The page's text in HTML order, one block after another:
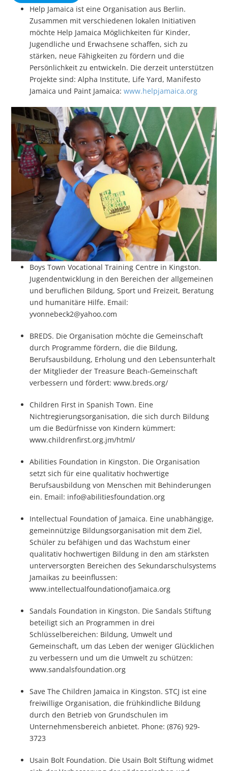
Help Jamaica ist eine Organisation aus Berlin.
Zusammen mit verschiedenen lokalen Initiativen
möchte Help Jamaica Möglichkeiten für Kinder,
Jugendliche und Erwachsene schaffen, sich zu
stärken, neue Fähigkeiten zu fördern und die
Persönlichkeit zu entwickeln. Die derzeit unterstützen
Projekte sind: Alpha Institute, Life Yard, Manifesto
Jamaica und Paint Jamaica:www.helpjamaica.org
Boys Town Vocational Training Centre in Kingston.
Jugendentwicklung in den Bereichen der allgemeinen
und beruflichen Bildung, Sport und Freizeit, Beratung
und humanitäre Hilfe. Email:
yvonnebeck2@yahoo.com
BREDS. Die Organisation möchte die Gemeinschaft
durch Programme fördern, die die Bildung,
Berufsausbildung, Erholung und den Lebensunterhalt
der Mitglieder der Treasure Beach-Gemeinschaft
verbessern und fördert: www.breds.org/
Children First in Spanish Town. Eine
Nichtregierungsorganisation, die sich durch Bildung
um die Bedürfnisse von Kindern kümmert:
www.childrenfirst.org.jm/html/
Abilities Foundation in Kingston. Die Organisation
setzt sich für eine qualitativ hochwertige
Berufsausbildung von Menschen mit Behinderungen
ein. Email: info@abilitiesfoundation.org
Intellectual Foundation of Jamaica. Eine unabhängige,
gemeinnützige Bildungsorganisation mit dem Ziel,
Schüler zu befähigen und das Wachstum einer
qualitativ hochwertigen Bildung in den am stärksten
unterversorgten Bereichen des Sekundarschulsystems
Jamaikas zu beeinflussen:
www.intellectualfoundationofjamaica.org
Sandals Foundation in Kingston. Die Sandals Stiftung
beteiligt sich an Programmen in drei
Schlüsselbereichen: Bildung, Umwelt und
Gemeinschaft, um das Leben der weniger Glücklichen
zu verbessern und um die Umwelt zu schützen:
www.sandalsfoundation.org
Save The Children Jamaica in Kingston. STCJ ist eine
freiwillige Organisation, die frühkindliche Bildung
durch den Betrieb von Grundschulen im
Unternehmensbereich anbietet. Phone: (876) 929-
3723
Usain Bolt Foundation. Die Usain Bolt Stiftung widmet